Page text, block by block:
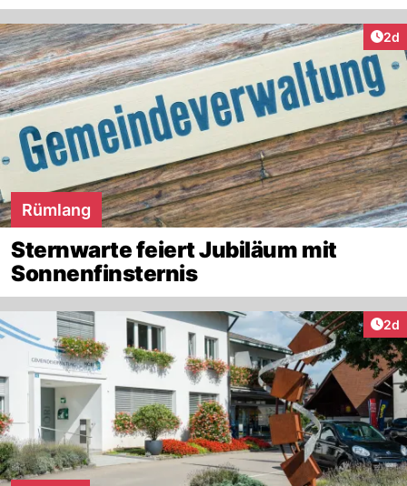
2d
Rümlang
Sternwarte feiert Jubiläum mit
Sonnenfinsternis
2d